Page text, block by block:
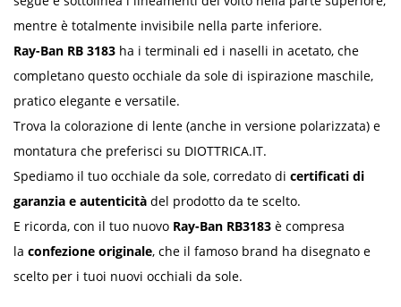
mentre è totalmente invisibile nella parte inferiore.
Ray-Ban RB 3183 ha i terminali ed i naselli in acetato, che
completano questo occhiale da sole di ispirazione maschile,
pratico elegante e versatile.
Trova la colorazione di lente (anche in versione polarizzata) e
montatura che preferisci su DIOTTRICA.IT.
Spediamo il tuo occhiale da sole, corredato di certificati di
garanzia e autenticità del prodotto da te scelto.
E ricorda, con il tuo nuovo Ray-Ban RB3183 è compresa
la confezione originale, che il famoso brand ha disegnato e
scelto per i tuoi nuovi occhiali da sole.